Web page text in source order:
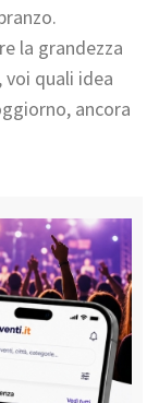
la grandezza
quali idea
ancora